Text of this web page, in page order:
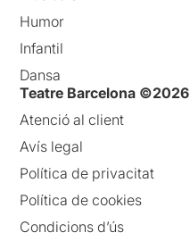
Humor
Infantil
Dansa
Teatre Barcelona ©2026
Atenció al client
Avís legal
Política de privacitat
Política de cookies
Condicions d’ús